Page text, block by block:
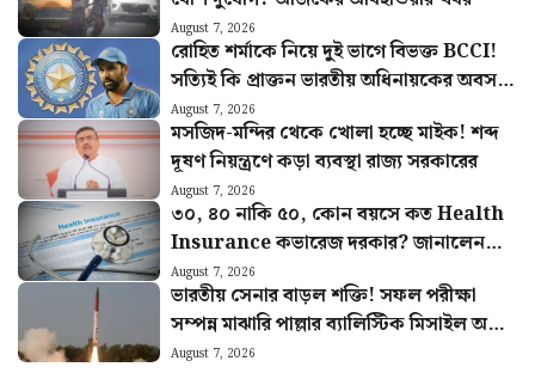
August 7, 2026
রোহিত শর্মাকে নিয়ে দুই ভাগে বিভক্ত BCCI!
সত্যিই কি প্রাক্তন ভারতীয় অধিনায়কের অবসর
চাইছে বোর্ড
August 7, 2026
মসজিদ-মন্দির থেকে খোলা হচ্ছে মাইক! শব্দ
দূষণ নিয়ন্ত্রণে কড়া ব্যবস্থা রাজ্য সরকারের
August 7, 2026
৩০, ৪০ নাকি ৫০, কোন বয়সে কত Health
Insurance কভারেজ দরকার? জানালেন
বিশেষজ্ঞরা
August 7, 2026
ভারতীয় সেনার বাড়ল শক্তি! সফল পরীক্ষা
সম্পন্ন মাঝারি পাল্লার ব্যালিস্টিক মিসাইল অগ্নি
৪-এর
August 7, 2026